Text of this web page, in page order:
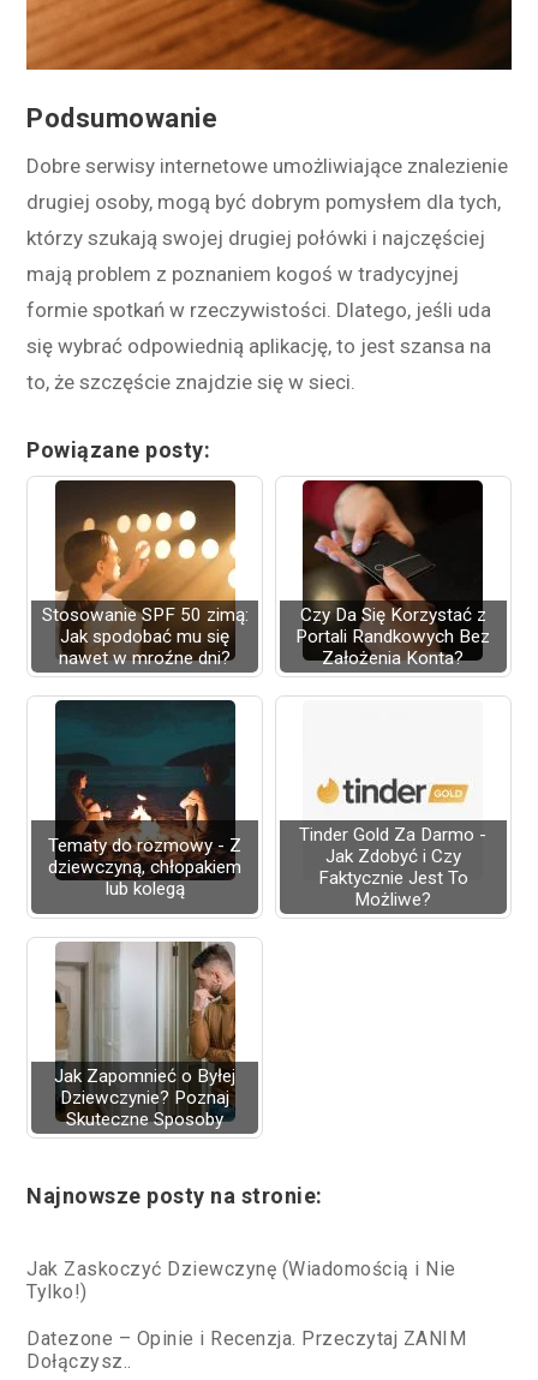
Podsumowanie
Dobre serwisy internetowe umożliwiające znalezienie
drugiej osoby, mogą być dobrym pomysłem dla tych,
którzy szukają swojej drugiej połówki i najczęściej
mają problem z poznaniem kogoś w tradycyjnej
formie spotkań w rzeczywistości. Dlatego, jeśli uda
się wybrać odpowiednią aplikację, to jest szansa na
to, że szczęście znajdzie się w sieci.
Powiązane posty:
Stosowanie SPF 50 zimą:
Jak spodobać mu się
nawet w mroźne dni?
Czy Da Się Korzystać z
Portali Randkowych Bez
Założenia Konta?
Tematy do rozmowy - Z
dziewczyną, chłopakiem
lub kolegą
Tinder Gold Za Darmo -
Jak Zdobyć i Czy
Faktycznie Jest To
Możliwe?
Jak Zapomnieć o Byłej
Dziewczynie? Poznaj
Skuteczne Sposoby
Najnowsze posty na stronie:
Jak Zaskoczyć Dziewczynę (Wiadomością i Nie
Tylko!)
Datezone – Opinie i Recenzja. Przeczytaj ZANIM
Dołączysz..